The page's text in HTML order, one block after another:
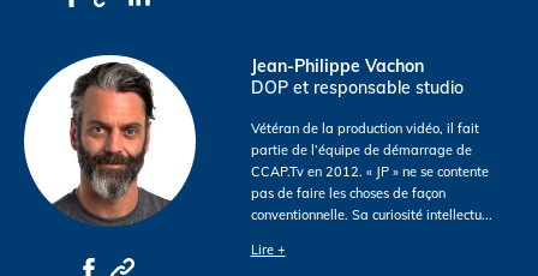
Jean-Philippe Vachon
DOP et responsable studio
Vétéran de la production vidéo, il fait
partie de l’équipe de démarrage de
CCAP.Tv en 2012. « JP » ne se contente
pas de faire les choses de façon
conventionnelle. Sa curiosité intellectu...
Lire +